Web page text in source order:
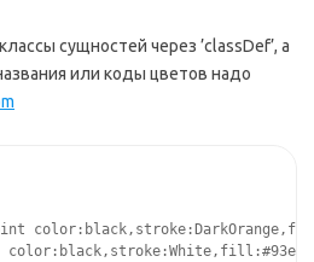
сущностей через ’classDef’, а
или коды цветов надо